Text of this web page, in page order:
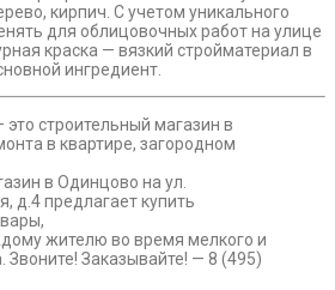
кирпич. С учетом уникального
для облицовочных работ на улице
краска — вязкий стройматериал в
ингредиент.
строительный магазин в
в квартире, загородном
в Одинцово на ул.
д.4 предлагает купить
жителю во время мелкого и
Звоните! Заказывайте! — 8 (495)